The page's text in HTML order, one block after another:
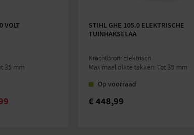
VOLT
35 mm
STIHL GHE 105.0 ELEKTRISCHE
TUINHAKSELAA
Krachtbron: Elektrisch
Maximaal dikte takken: Tot 35 mm
Op voorraad
€ 448,99